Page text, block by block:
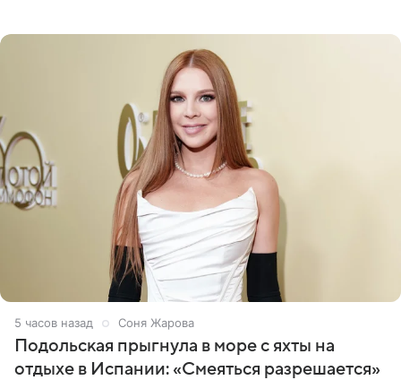
5 часов назад Соня Жарова
Подольская прыгнула в море с яхты на
отдыхе в Испании: «Смеяться разрешается»